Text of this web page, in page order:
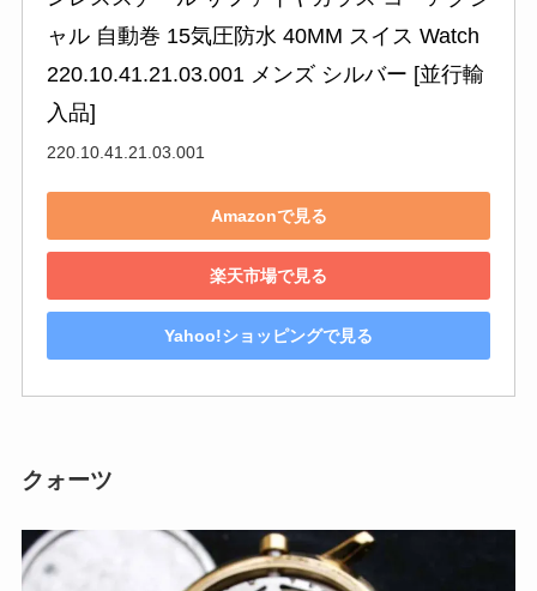
ャル 自動巻 15気圧防水 40MM スイス Watch
220.10.41.21.03.001 メンズ シルバー [並行輸
入品]
220.10.41.21.03.001
Amazonで見る
楽天市場で見る
Yahoo!ショッピングで見る
クォーツ